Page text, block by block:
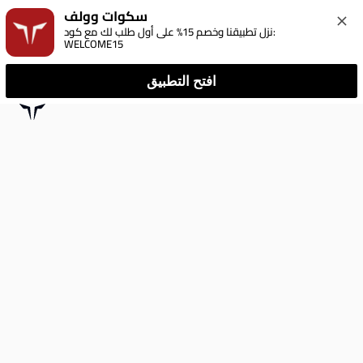
سكوات وولف
نزل تطبيقنا وخصم 15% على أول طلب لك مع كود:
WELCOME15
افتح التطبيق